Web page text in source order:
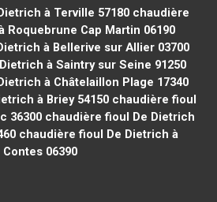
à Terville 57180chaudière
Roquebrune Cap Martin 06190
à Bellerive sur Allier 03700
à Saintry sur Seine 91250
à Châtelaillon Plage 17340
à Briey 54150chaudière fioul
36300 chaudière fioul De Dietrich
chaudière fioul De Dietrich à
Contes 06390